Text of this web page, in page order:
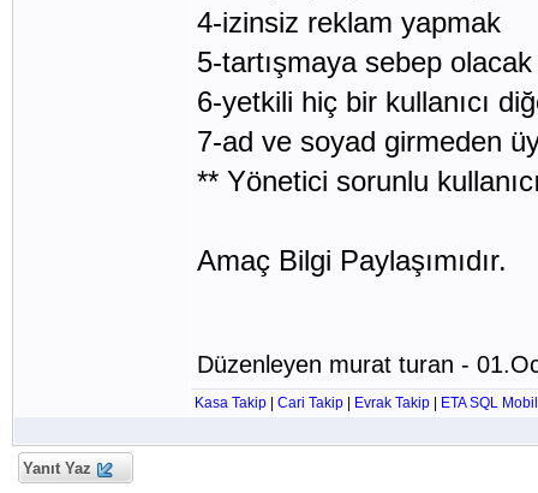
4-izinsiz reklam yapmak
5-tartışmaya sebep
6-yetkili hiç bir kullanıcı
7-ad ve soyad girmeden
** Yönetici sorunlu
Amaç Bilgi Paylaşımıdır.
Düzenleyen murat turan -
Kasa Takip Cari Takip Evrak Takip ETA SQL Mobil
Yanıt Yaz